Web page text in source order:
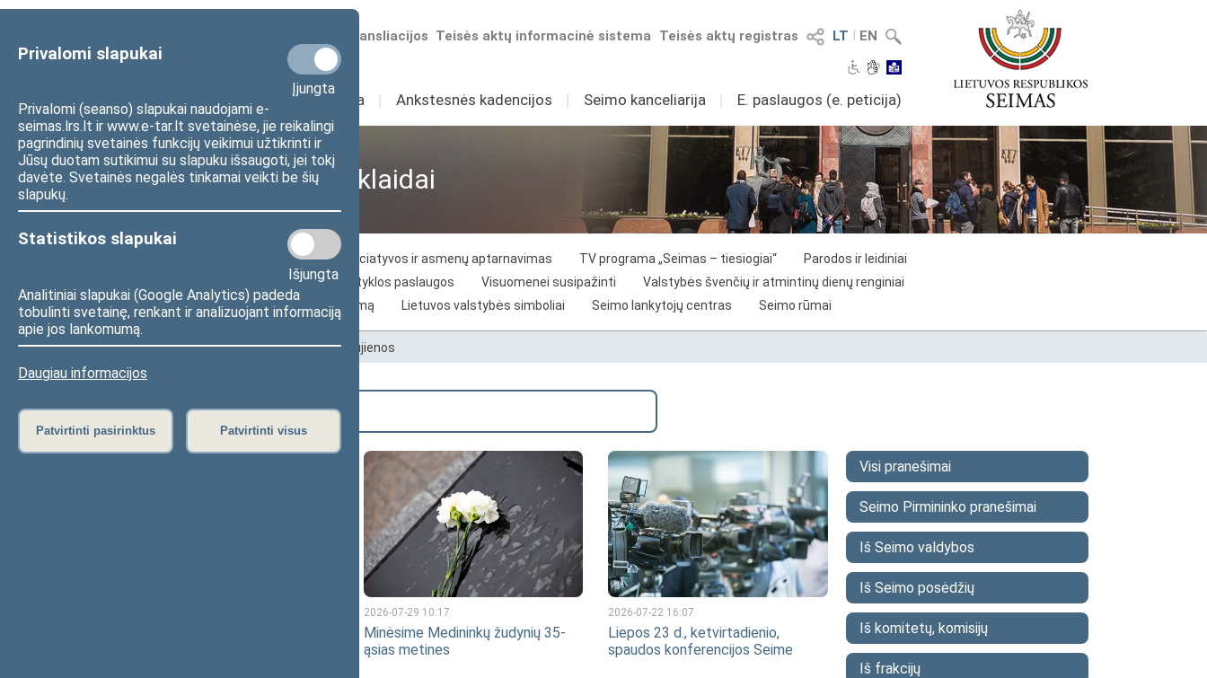
Privalomi slapukai
Įjungta
Privalomi (seanso) slapukai naudojami e-
seimas.lrs.lt ir www.e-tar.lt svetainėse, jie reikalingi
pagrindinių svetainės funkcijų veikimui užtikrinti ir
Jūsų duotam sutikimui su slapuku išsaugoti, jei tokį
davėte. Svetainės negalės tinkamai veikti be šių
slapukų.
Statistikos slapukai
Išjungta
Analitiniai slapukai (Google Analytics) padeda
tobulinti svetainę, renkant ir analizuojant informaciją
apie jos lankomumą.
Daugiau informacijos
Patvirtinti pasirinktus Patvirtinti visus
LT I EN
Teisės aktų registras
Teisės aktų informacinė sistema
Numatomos transliacijos
Sudėtis Veikla I Ankstesnės kadencijos I Seimo kanceliarija I E. paslaugos (e. peticija)
Visuomenei ir žiniasklaidai
Piliečių iniciatyvos ir asmenų aptarnavimas TV programa „Seimas – tiesiogiai“
Parodos ir leidiniai
Seimo skaityklos paslaugos Visuomenei susipažinti
Valstybės švenčių ir atmintinų dienų renginiai
Kelias į Lietuvos nepriklausomybės atkūrimą
Lietuvos valstybės simboliai Seimo lankytojų centras Seimo rūmai
Pradžia>Visuomenei ir žiniasklaidai>Naujienos
Išplėstinė paieška
2026-07-29 10:17
Minėsime Medininkų žudynių 35-
ąsias metines
2026-07-22 16:07
Liepos 23 d., ketvirtadienio,
spaudos konferencijos Seime
Visi pranešimai
Seimo Pirmininko pranešimai
Iš Seimo valdybos
Iš Seimo posėdžių
Iš komitetų, komisijų
Iš frakcijų